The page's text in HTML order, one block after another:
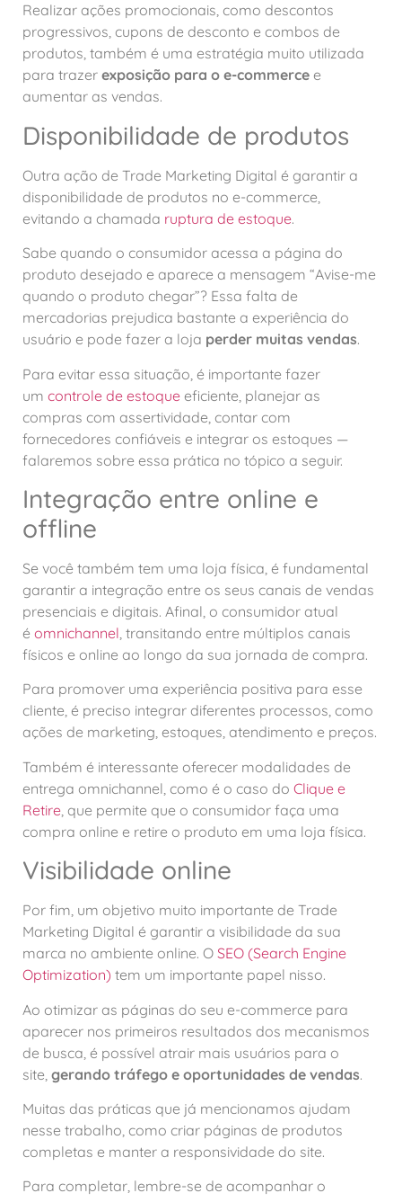
Realizar ações promocionais, como descontos
progressivos, cupons de desconto e combos de
produtos, também é uma estratégia muito utilizada
para trazer exposição para o e-commerce e
aumentar as vendas.
Disponibilidade de produtos
Outra ação de Trade Marketing Digital é garantir a
disponibilidade de produtos no e-commerce,
evitando a chamada ruptura de estoque.
Sabe quando o consumidor acessa a página do
produto desejado e aparece a mensagem “Avise-me
quando o produto chegar”? Essa falta de
mercadorias prejudica bastante a experiência do
usuário e pode fazer a loja perder muitas vendas.
Para evitar essa situação, é importante fazer
um controle de estoque eficiente, planejar as
compras com assertividade, contar com
fornecedores confiáveis e integrar os estoques —
falaremos sobre essa prática no tópico a seguir.
Integração entre online e
offline
Se você também tem uma loja física, é fundamental
garantir a integração entre os seus canais de vendas
presenciais e digitais. Afinal, o consumidor atual
é omnichannel , transitando entre múltiplos canais
físicos e online ao longo da sua jornada de compra.
Para promover uma experiência positiva para esse
cliente, é preciso integrar diferentes processos, como
ações de marketing, estoques, atendimento e preços.
Também é interessante oferecer modalidades de
entrega omnichannel, como é o caso do Clique e
Retire , que permite que o consumidor faça uma
compra online e retire o produto em uma loja física.
Visibilidade online
Por fim, um objetivo muito importante de Trade
Marketing Digital é garantir a visibilidade da sua
marca no ambiente online. O SEO (Search Engine
Optimization) tem um importante papel nisso.
Ao otimizar as páginas do seu e-commerce para
aparecer nos primeiros resultados dos mecanismos
de busca, é possível atrair mais usuários para o
site, gerando tráfego e oportunidades de vendas.
Muitas das práticas que já mencionamos ajudam
nesse trabalho, como criar páginas de produtos
completas e manter a responsividade do site.
Para completar, lembre-se de acompanhar o